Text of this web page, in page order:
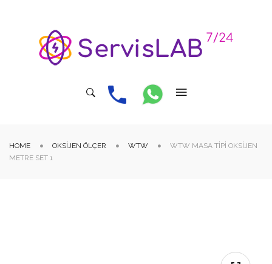
HOME OKSIJEN ÖLÇER WTW
WTW MASA TIPI OKSIJEN
METRE SET 1